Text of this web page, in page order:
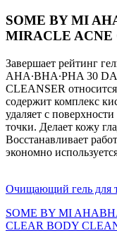
SOME BY MI
MIRACLE ACNE
Завершает рейтинг
AHA·BHA·PHA 30
CLEANSER
содержит комплекс
удаляет с
точки. Делает кожу
Восстанавливает
экономно
Очищающий гель для
SOME BY MI
CLEAR BODY